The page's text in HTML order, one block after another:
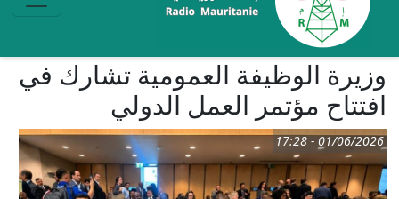
وزيرة الوظيفة العمومية تشارك في
افتتاح مؤتمر العمل الدولي
01/06/2026 - 17:28